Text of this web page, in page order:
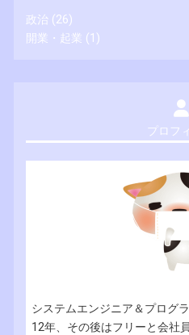
政治 (26)
開業・起業 (1)
プロフ
システムエンジニア＆プログ
12年、その後はフリーと会社